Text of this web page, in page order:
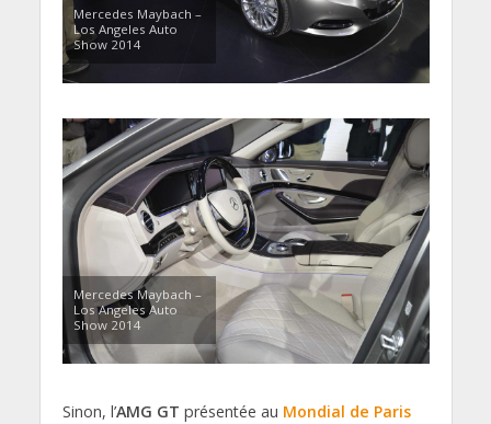
Mercedes Maybach –
Los Angeles Auto
Show 2014
Mercedes Maybach –
Los Angeles Auto
Show 2014
Sinon, l’AMG GT présentée au Mondial de Paris